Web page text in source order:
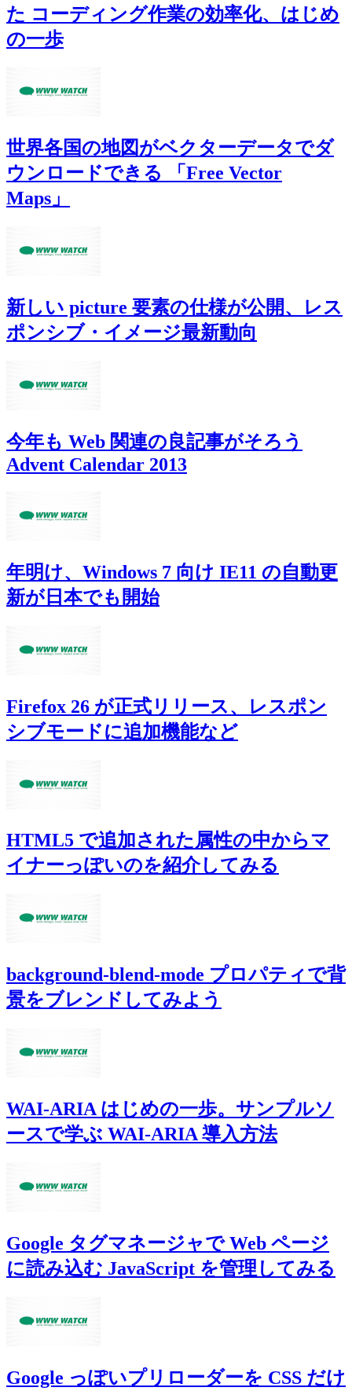
た コーディング作業の効率化、はじめ
の一歩
世界各国の地図がベクターデータでダ
ウンロードできる 「Free Vector
Maps」
新しい picture 要素の仕様が公開、レス
ポンシブ・イメージ最新動向
今年も Web 関連の良記事がそろう
Advent Calendar 2013
年明け、Windows 7 向け IE11 の自動更
新が日本でも開始
Firefox 26 が正式リリース、レスポン
シブモードに追加機能など
HTML5 で追加された属性の中からマ
イナーっぽいのを紹介してみる
background-blend-mode プロパティで背
景をブレンドしてみよう
WAI-ARIA はじめの一歩。サンプルソ
ースで学ぶ WAI-ARIA 導入方法
Google タグマネージャで Web ページ
に読み込む JavaScript を管理してみる
Google っぽいプリローダーを CSS だけ